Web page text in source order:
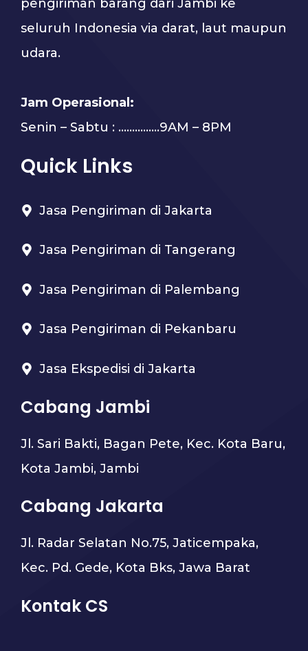
pengiriman barang dari Jambi ke
seluruh Indonesia via darat, laut maupun
udara.
Jam Operasional:
Senin – Sabtu : …………...9AM – 8PM
Quick Links
Jasa Pengiriman di Jakarta
Jasa Pengiriman di Tangerang
Jasa Pengiriman di Palembang
Jasa Pengiriman di Pekanbaru
Jasa Ekspedisi di Jakarta
Cabang Jambi
Jl. Sari Bakti, Bagan Pete, Kec. Kota Baru,
Kota Jambi, Jambi
Cabang Jakarta
Jl. Radar Selatan No.75, Jaticempaka,
Kec. Pd. Gede, Kota Bks, Jawa Barat
Kontak CS